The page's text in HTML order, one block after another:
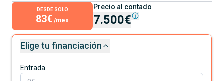
DESDE SOLO
83€ /mes
Precio al contado
7.500€
Elige tu financiación
Entrada